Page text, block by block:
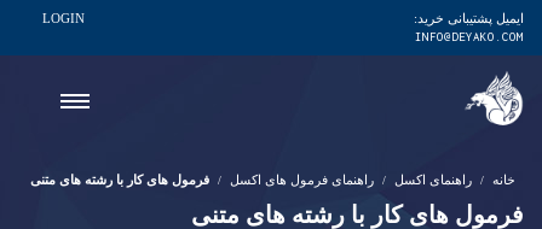
ایمیل پشتیبانی خرید:
INFO@DEYAKO.COM
LOGIN
خانه راهنمای اکسل راهنمای فرمول های اکسل فرمول های کار با رشته های متنی
فرمول های کار با رشته های متنی